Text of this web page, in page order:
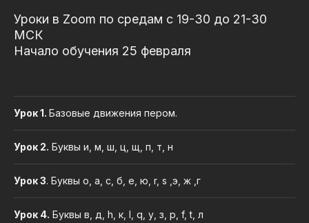
Уроки в Zoom по средам с 19-30 до 21-30
МСК
Начало обучения 25 февраля
Урок 1. Базовые движения пером.
Урок 2. Буквы и, м, ш, ц, щ, п, т, н
Урок 3. Буквы о, а, с, б, е, ю, r, s ,э, ж ,г
Урок 4. Буквы в, д, h, к, l, q, у, з, р, f, t, л